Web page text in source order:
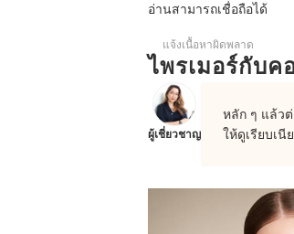
ใช้อะไรลงคอนซีลเลอร์
บทความที่เกี่ยวข้องกับคอนซี
อ่านสามารถเชื่อถือได้
แจ้งเนื้อหาผิดพลาด
ไพรเมอร์กับค
ผู้เชี่ยวชาญ
หลัก ๆ แล้ว
ให้ดูเรียบเนี